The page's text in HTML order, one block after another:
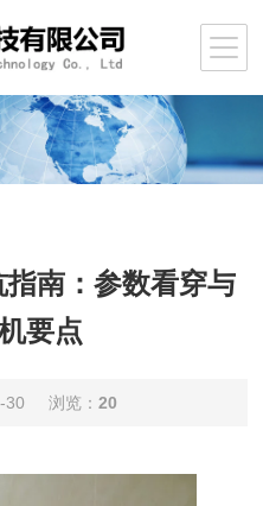
南：参数看穿与
要点
30 浏览： 20